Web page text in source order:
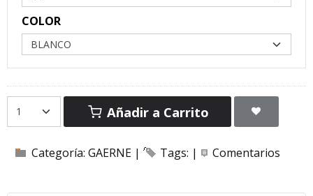
COLOR
Añadir a Carrito
Categoría: GAERNE | Tags: | Comentarios